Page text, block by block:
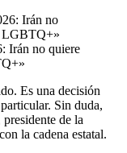
Irán no quiere
Es una decisión
Sin duda,
de la
la cadena estatal.